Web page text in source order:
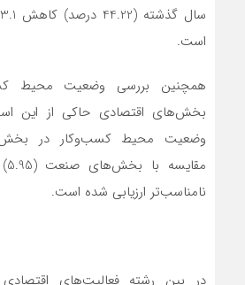
است.
همچنین بررسی وضعیت محیط
نامناسب‌تر ارزیابی شده است.
در بین رشته فعالیت‌های